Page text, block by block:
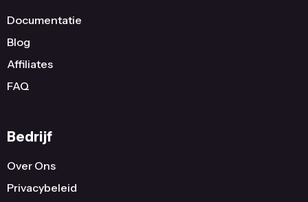
Documentatie
Blog
Affiliates
FAQ
Bedrijf
Over Ons
Privacybeleid